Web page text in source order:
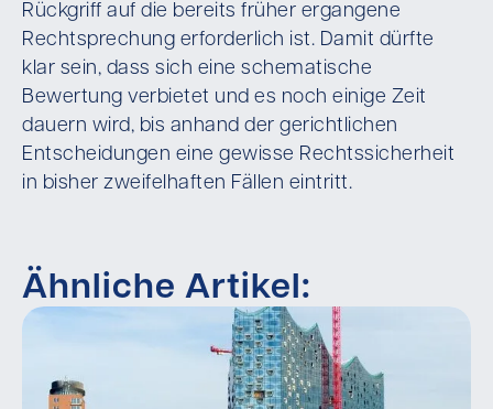
Rückgriff auf die bereits früher ergangene
Rechtsprechung erforderlich ist. Damit dürfte
klar sein, dass sich eine schematische
Bewertung verbietet und es noch einige Zeit
dauern wird, bis anhand der gerichtlichen
Entscheidungen eine gewisse Rechtssicherheit
in bisher zweifelhaften Fällen eintritt.
Ähnliche Artikel: